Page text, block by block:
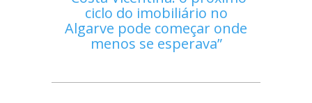
ciclo do imobiliário no
Algarve pode começar onde
menos se esperava